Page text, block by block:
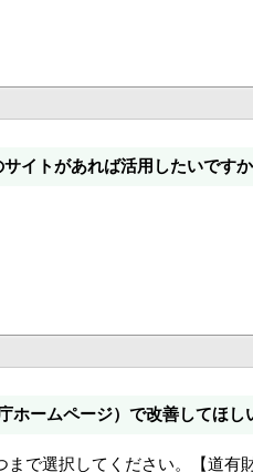
イトがあれば活用したいですか
ホームページ）で改善してほし
で選択してください。【道